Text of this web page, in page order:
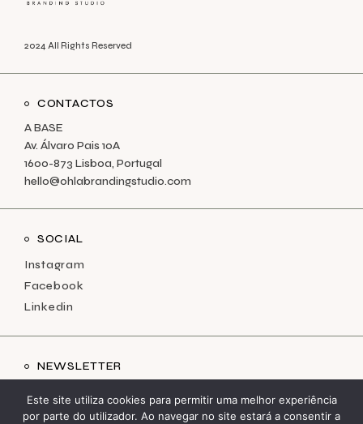
2024 All Rights Reserved
CONTACTOS
A BASE
Av. Álvaro Pais 10A
1600-873 Lisboa, Portugal
hello@ohlabrandingstudio.com
SOCIAL
Instagram
Facebook
Linkedin
NEWSLETTER
Este site utiliza cookies para permitir uma melhor experiência
por parte do utilizador. Ao navegar no site estará a consentir a